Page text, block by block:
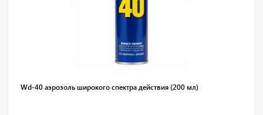
Wd-40 аэрозоль широкого спектра действия (200 мл)